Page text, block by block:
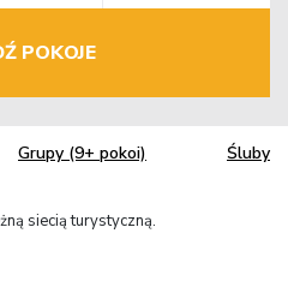
POKOJE
Grupy (9+ pokoi) Śluby
siecią turystyczną.